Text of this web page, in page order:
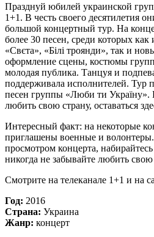
Празднуй юбилей украинской
1+1. В честь своего десятилетия
большой концертный тур. На
более 30 песен, среди которых как
«Свєта», «Білі троянди», так и
оформление сцены, костюмы
молодая публика. Танцуя и
поддерживала исполнителей. Тур
песен группы «Люби ти
любить свою страну, оставаться
Интересный факт: на некоторые
приглашены военные и
просмотром концерта,
никогда не забывайте любить свою
Смотрите на телеканале 1+1 и на
Год: 2016
Страна: Украина
Жанр: концерт